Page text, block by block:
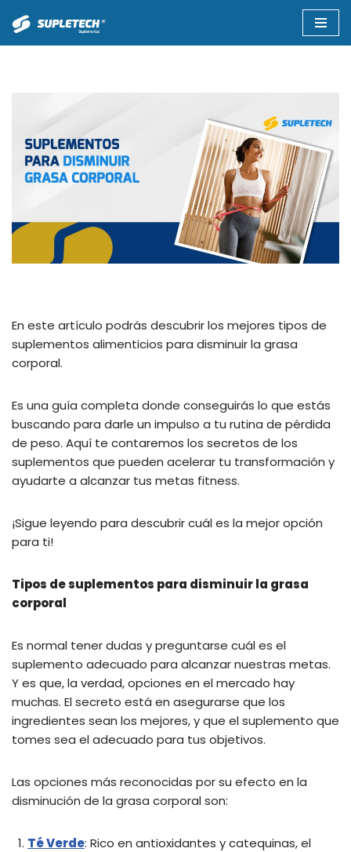
Saltar
En este artículo podrás descubrir los mejores tipos de
suplementos alimenticios para disminuir la grasa
corporal.
Es una guía completa donde conseguirás lo que estás
buscando para darle un impulso a tu rutina de pérdida
de peso. Aquí te contaremos los secretos de los
suplementos que pueden acelerar tu transformación y
ayudarte a alcanzar tus metas fitness.
¡Sigue leyendo para descubrir cuál es la mejor opción
para ti!
Tipos de suplementos para disminuir la grasa
corporal
Es normal tener dudas y preguntarse cuál es el
suplemento adecuado para alcanzar nuestras metas.
Y es que, la verdad, opciones en el mercado hay
muchas. El secreto está en asegurarse que los
ingredientes sean los mejores, y que el suplemento que
tomes sea el adecuado para tus objetivos.
Las opciones más reconocidas por su efecto en la
disminución de la grasa corporal son:
Té Verde: Rico en antioxidantes y catequinas, el